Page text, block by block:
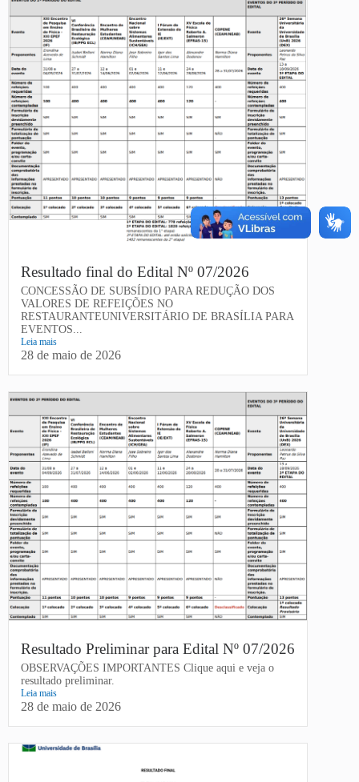
Resultado final do Edital Nº 07/2026
CONCESSÃO DE SUBSÍDIO PARA REDUÇÃO DOS
VALORES DE REFEIÇÕES NO
RESTAURANTEUNIVERSITÁRIO DE BRASÍLIA PARA
EVENTOS...
Leia mais
28 de maio de 2026
Resultado Preliminar para Edital Nº 07/2026
OBSERVAÇÕES IMPORTANTES Clique aqui e veja o
resultado preliminar.
Leia mais
28 de maio de 2026